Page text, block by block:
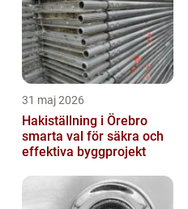
31 maj 2026
Hakiställning i Örebro
smarta val för säkra och
effektiva byggprojekt